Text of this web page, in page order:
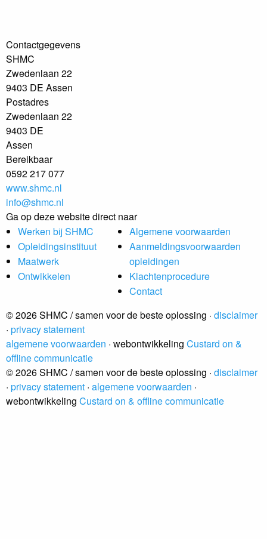
Contactgegevens
SHMC
Zwedenlaan 22
9403 DE Assen
Postadres
Zwedenlaan 22
9403 DE
Assen
Bereikbaar
0592 217 077
www.shmc.nl
info@shmc.nl
Ga op deze website direct naar
Werken bij SHMC
Opleidingsinstituut
Maatwerk
Ontwikkelen
Algemene voorwaarden
Aanmeldingsvoorwaarden
opleidingen
Klachtenprocedure
Contact
© 2026 SHMC / samen voor de beste oplossing · disclaimer
· privacy statement
algemene voorwaarden · webontwikkeling Custard on &
offline communicatie
© 2026 SHMC / samen voor de beste oplossing · disclaimer
· privacy statement · algemene voorwaarden ·
webontwikkeling Custard on & offline communicatie